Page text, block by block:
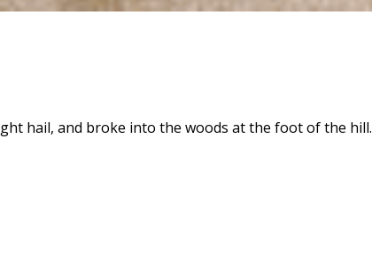
hail, and broke into the woods at the foot of the hill.